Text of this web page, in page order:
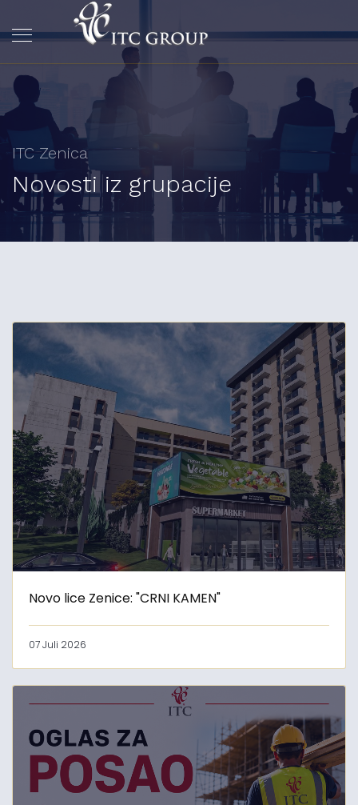
ITC Zenica
Novosti iz grupacije
Novo lice Zenice: "CRNI KAMEN"
07 Juli 2026